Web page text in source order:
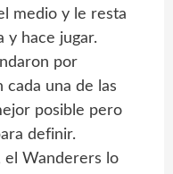
medio y le resta
y hace jugar.
por
una de las
posible pero
definir.
el Wanderers lo